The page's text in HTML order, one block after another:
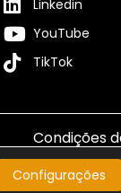
Linkedin
YouTube
TikTok
Condições
Configurações